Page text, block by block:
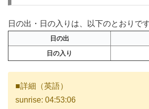
日の出・日の入りは、以下のとおりです
日の出
日の入り
■詳細（英語）
sunrise: 04:53:06